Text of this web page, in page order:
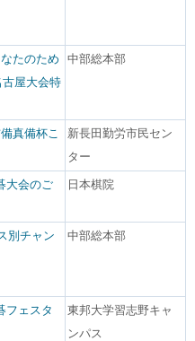
たのため
屋大会特
中部総本部
真備杯こ
新長田勤労市民セン
ター
大会のご
日本棋院
別チャン
中部総本部
フェスタ
東邦大学習志野キャ
ンパス